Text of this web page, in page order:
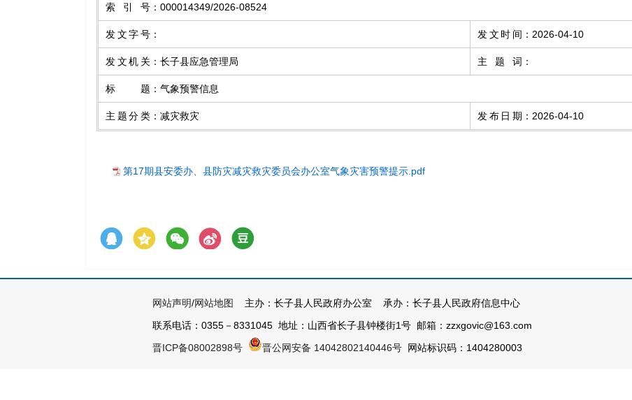
索引号 ： 000014349/2026-08524
发文字号 ： 发文时间 ： 2026-04-10
发文机关 ： 长子县应急管理局 主题词 ：
标题 ： 气象预警信息
主题分类 ： 减灾救灾 发布日期 ： 2026-04-10
第17期县安委办、县防灾减灾救灾委员会办公室气象灾害预警提示.pdf
网站声明/网站地图
主办：长子县人民政府办公室 承办：长子县人民政府信息中心
联系电话：0355－8331045 地址：山西省长子县钟楼街1号 邮箱：zzxgovic@163.com
晋ICP备08002898号
晋公网安备 14042802140446号 网站标识码：1404280003